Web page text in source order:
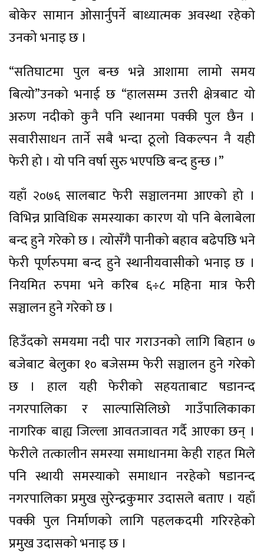
बोकेर सामान ओसार्नुपर्ने बाध्यात्मक अवस्था रहेको
उनको भनाइ छ ।
“सतिघाटमा पुल बन्छ भन्ने आशामा लामो समय
बित्यो”उनको भनाई छ “हालसम्म उत्तरी क्षेत्रबाट यो
अरुण नदीको कुनै पनि स्थानमा पक्की पुल छैन ।
सवारीसाधन तार्ने सबै भन्दा ठूलो विकल्पन नै यही
फेरी हो । यो पनि वर्षा सुरु भएपछि बन्द हुन्छ ।”
यहाँ २०७६ सालबाट फेरी सञ्चालनमा आएको हो ।
विभिन्न प्राविधिक समस्याका कारण यो पनि बेलाबेला
बन्द हुने गरेको छ । त्योसँगै पानीको बहाव बढेपछि भने
फेरी पूर्णरुपमा बन्द हुने स्थानीयवासीको भनाइ छ ।
नियमित रुपमा भने करिब ६÷८ महिना मात्र फेरी
सञ्चालन हुने गरेको छ ।
हिउँदको समयमा नदी पार गराउनको लागि बिहान ७
बजेबाट बेलुका १० बजेसम्म फेरी सञ्चालन हुने गरेको
छ । हाल यही फेरीको सहयताबाट षडानन्द
नगरपालिका र साल्पासिलिछो गाउँपालिकाका
नागरिक बाह्य जिल्ला आवतजावत गर्दै आएका छन् ।
फेरीले तत्कालीन समस्या समाधानमा केही राहत मिले
पनि स्थायी समस्याको समाधान नरहेको षडानन्द
नगरपालिका प्रमुख सुरेन्द्रकुमार उदासले बताए । यहाँ
पक्की पुल निर्माणको लागि पहलकदमी गरिरहेको
प्रमुख उदासको भनाइ छ ।